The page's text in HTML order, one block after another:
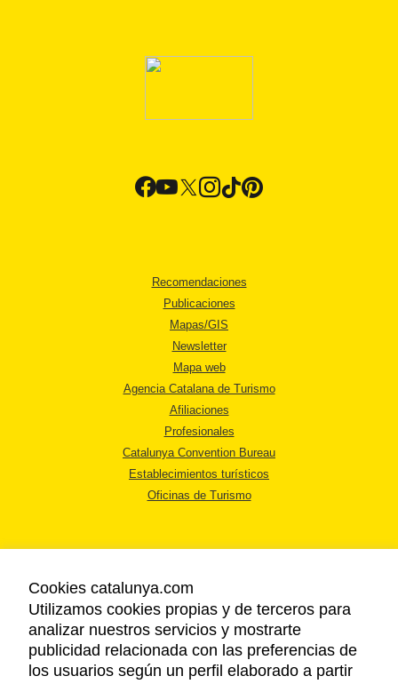
Recomendaciones
Publicaciones
Mapas/GIS
Newsletter
Mapa web
Agencia Catalana de Turismo
Afiliaciones
Profesionales
Catalunya Convention Bureau
Establecimientos turísticos
Oficinas de Turismo
AVISO LEGAL
POLÍTICA DE PRIVACIDAD
COOKIES
Cookies catalunya.com
Utilizamos cookies propias y de terceros para
analizar nuestros servicios y mostrarte
publicidad relacionada con las preferencias de
los usuarios según un perfil elaborado a partir